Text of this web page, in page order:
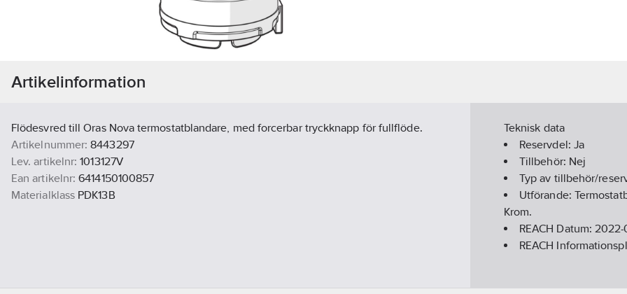
Artikelinformation
Flödesvred till Oras Nova termostatblandare, med forcerbar tryckknapp för fullflöde.
Artikelnummer: 8443297
Lev. artikelnr: 1013127V
Ean artikelnr: 6414150100857
Materialklass PDK13B
Teknisk data
Reservdel: Ja
Tillbehör: Nej
Typ av tillbehör/
Utförande:
Krom.
REACH Datum:2022-
REACH